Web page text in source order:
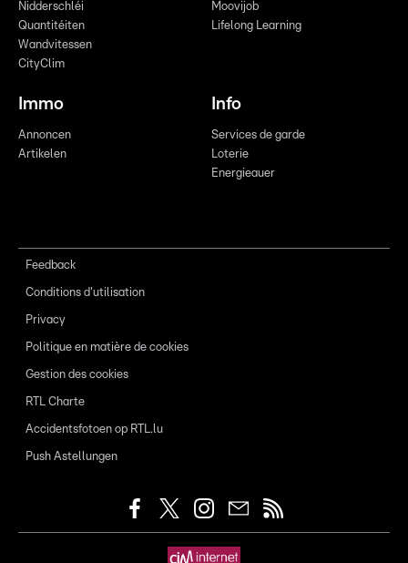
Nidderschléi
Quantitéiten
Wandvitessen
CityClim
Moovijob
Lifelong Learning
Immo
Annoncen
Artikelen
Info
Services de garde
Loterie
Energieauer
Feedback
Conditions d'utilisation
Privacy
Politique en matière de cookies
Gestion des cookies
RTL Charte
Accidentsfotoen op RTL.lu
Push Astellungen